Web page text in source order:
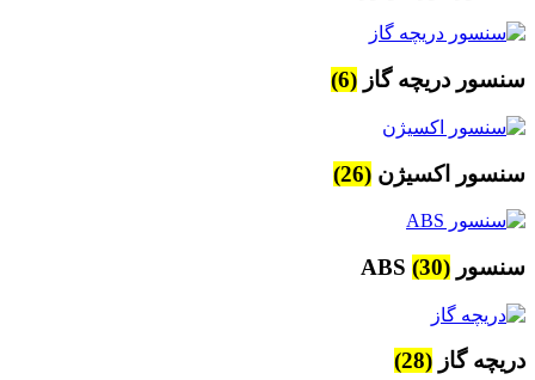
سنسور دریچه گاز (6)
سنسور اکسیژن (26)
سنسور ABS (30)
دریچه گاز (28)